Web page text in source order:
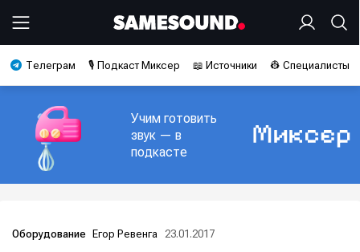
Телеграм 🎙️ Подкаст Миксер 📖 Источники 👷 Специалисты
Учим готовить
звук — в
подкасте
Оборудование Егор Ревенга 23.01.2017